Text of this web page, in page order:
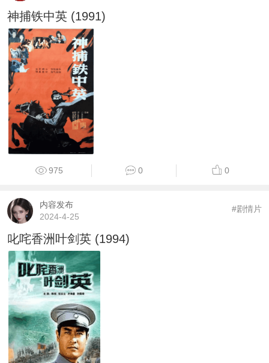
神捕铁中英 (1991)
975 0 0
内容发布
2024-4-25
#剧情片
叱咤香洲叶剑英 (1994)